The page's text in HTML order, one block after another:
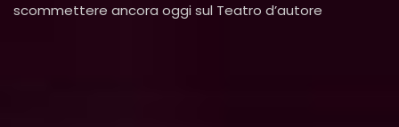
scommettere ancora oggi sul Teatro d’autore